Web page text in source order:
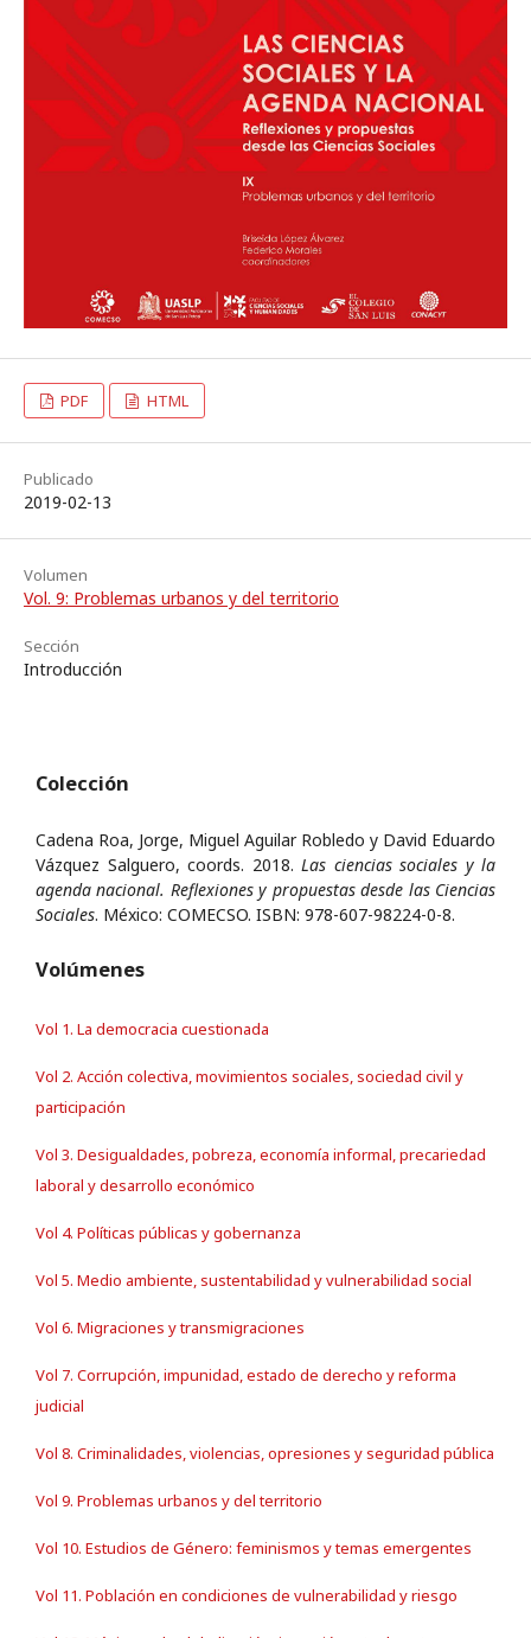
PDF HTML
Publicado
2019-02-13
Volumen
Vol. 9: Problemas urbanos y del territorio
Sección
Introducción
Colección
Cadena Roa, Jorge, Miguel Aguilar Robledo y David Eduardo
Vázquez Salguero, coords. 2018. Las ciencias sociales y la
agenda nacional. Reflexiones y propuestas desde las Ciencias
Sociales. México: COMECSO. ISBN: 978-607-98224-0-8.
Volúmenes
Vol 1. La democracia cuestionada
Vol 2. Acción colectiva, movimientos sociales, sociedad civil y
participación
Vol 3. Desigualdades, pobreza, economía informal, precariedad
laboral y desarrollo económico
Vol 4. Políticas públicas y gobernanza
Vol 5. Medio ambiente, sustentabilidad y vulnerabilidad social
Vol 6. Migraciones y transmigraciones
Vol 7. Corrupción, impunidad, estado de derecho y reforma
judicial
Vol 8. Criminalidades, violencias, opresiones y seguridad pública
Vol 9. Problemas urbanos y del territorio
Vol 10. Estudios de Género: feminismos y temas emergentes
Vol 11. Población en condiciones de vulnerabilidad y riesgo